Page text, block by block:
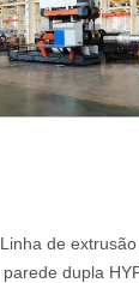
Linha de
parede dupla